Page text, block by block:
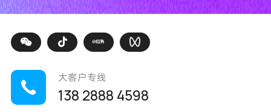
大客户专线
138 2888 4598